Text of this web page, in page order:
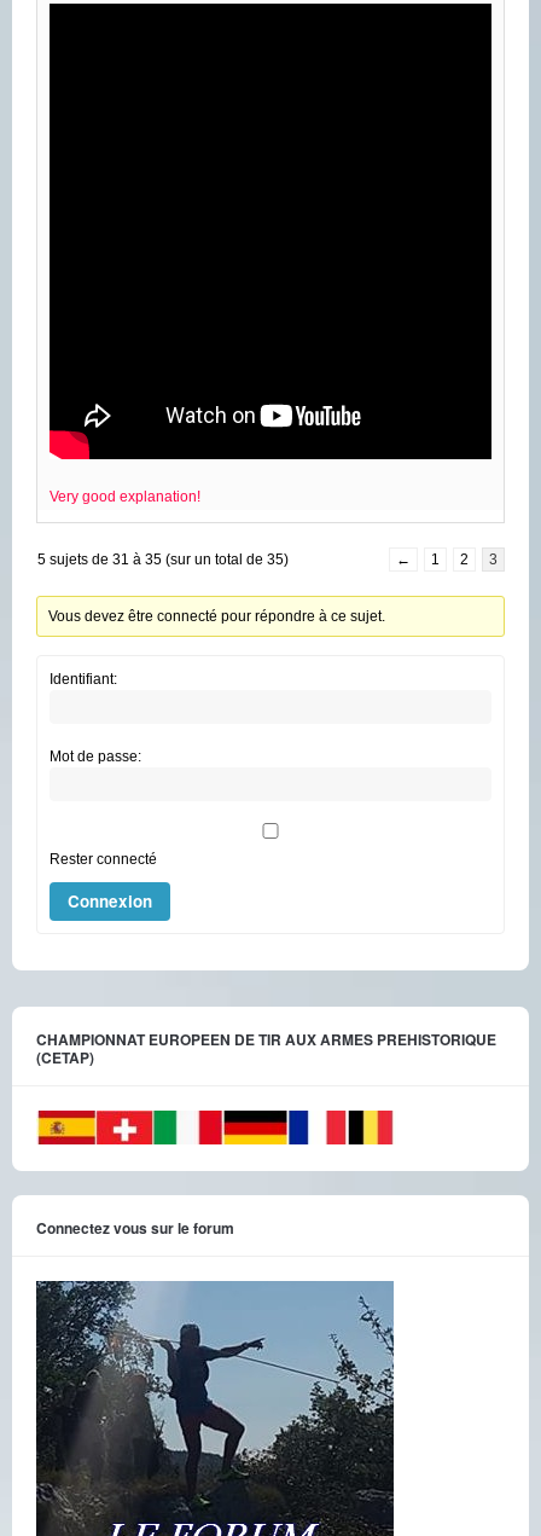
Very good explanation!
5 sujets de 31 à 35 (sur un total de 35) ← 1 2 3
Vous devez être connecté pour répondre à ce sujet.
Identifiant:
Mot de passe:
Rester connecté
Connexion
CHAMPIONNAT EUROPEEN DE TIR AUX ARMES PREHISTORIQUE
(CETAP)
Connectez vous sur le forum